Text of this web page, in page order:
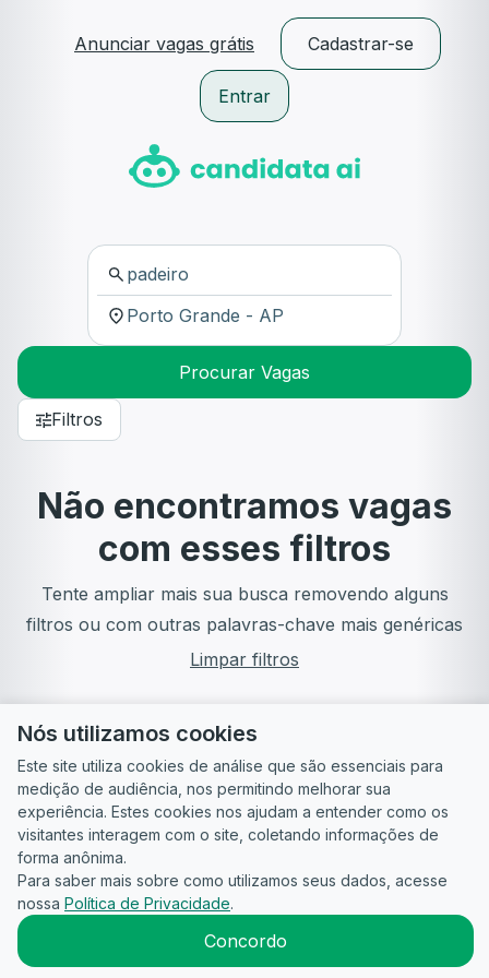
Anunciar vagas grátis Cadastrar-se
Entrar
Procurar Vagas
Filtros
Não encontramos vagas
com esses filtros
Tente ampliar mais sua busca removendo alguns
filtros ou com outras palavras-chave mais genéricas
Limpar filtros
Guia do
Candidato
Para
empresas
Política de
Privacidade
Termos
2026CandidataAI
Nós utilizamos cookies
Este site utiliza cookies de análise que são essenciais para
medição de audiência, nos permitindo melhorar sua
experiência. Estes cookies nos ajudam a entender como os
visitantes interagem com o site, coletando informações de
forma anônima.
Para saber mais sobre como utilizamos seus dados, acesse
nossa Política de Privacidade.
Concordo